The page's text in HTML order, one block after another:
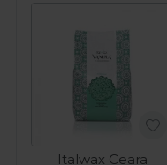
Italwax Ceara